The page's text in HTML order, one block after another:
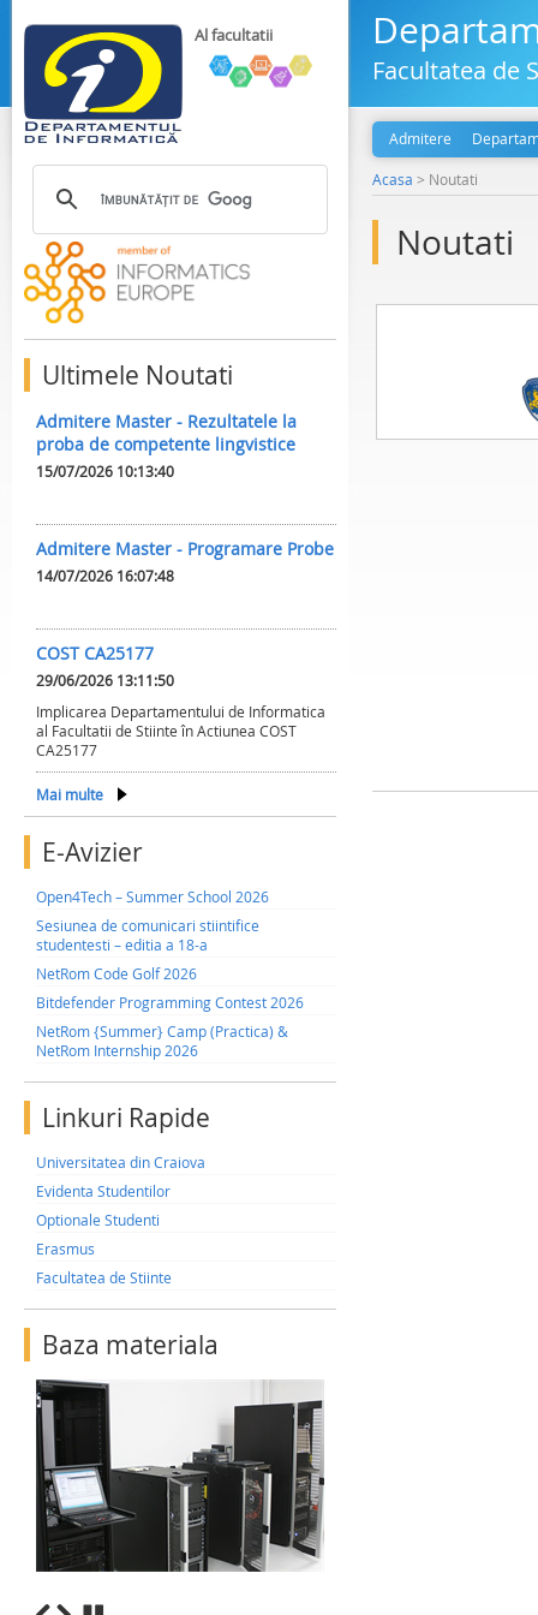
Al facultatii
Ultimele Noutati
Admitere Master - Rezultatele la
proba de competente lingvistice
15/07/2026 10:13:40
Admitere Master - Programare Probe
14/07/2026 16:07:48
COST CA25177
29/06/2026 13:11:50
Implicarea Departamentului de Informatica
al Facultatii de Stiinte în Actiunea COST
CA25177
Mai multe
E-Avizier
Open4Tech – Summer School 2026
Sesiunea de comunicari stiintifice
studentesti – editia a 18-a
NetRom Code Golf 2026
Bitdefender Programming Contest 2026
NetRom {Summer} Camp (Practica) &
NetRom Internship 2026
Linkuri Rapide
Universitatea din Craiova
Evidenta Studentilor
Optionale Studenti
Erasmus
Facultatea de Stiinte
Baza materiala
Facultatea de
Admitere
Acasa > Noutati
Noutati